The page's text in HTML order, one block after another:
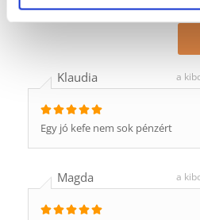
Értékelések
Klaudia a
Egy jó kefe nem sok pénzért
Magda a